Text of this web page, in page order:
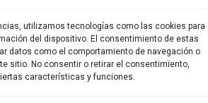
utilizamos tecnologías como las cookies para
del dispositivo. El consentimiento de estas
datos como el comportamiento de navegación o
sitio. No consentir o retirar el consentimiento,
características y funciones.
Share this product
Share